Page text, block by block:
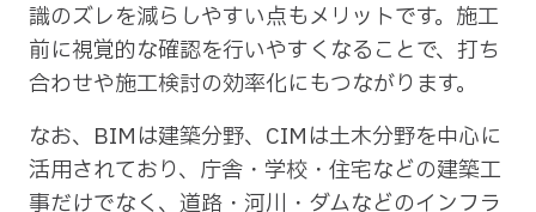
識のズレを減らしやすい点もメリットです。施工
前に視覚的な確認を行いやすくなることで、打ち
合わせや施工検討の効率化にもつながります。
なお、BIMは建築分野、CIMは土木分野を中心に
活用されており、庁舎・学校・住宅などの建築工
事だけでなく、道路・河川・ダムなどのインフラ